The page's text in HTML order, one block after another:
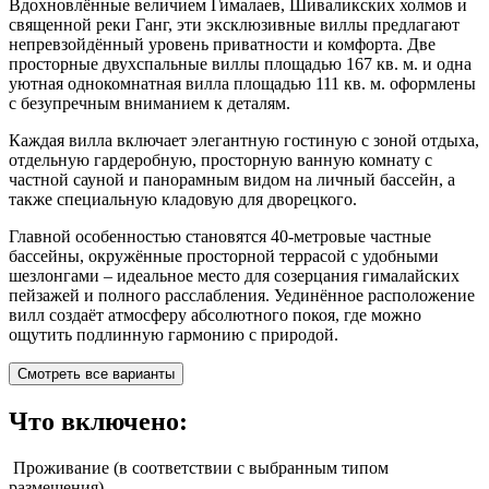
Вдохновлённые величием Гималаев, Шиваликских холмов и
священной реки Ганг, эти эксклюзивные виллы предлагают
непревзойдённый уровень приватности и комфорта. Две
просторные двухспальные виллы площадью 167 кв. м. и одна
уютная однокомнатная вилла площадью 111 кв. м. оформлены
с безупречным вниманием к деталям.
Каждая вилла включает элегантную гостиную с зоной отдыха,
отдельную гардеробную, просторную ванную комнату с
частной сауной и панорамным видом на личный бассейн, а
также специальную кладовую для дворецкого.
Главной особенностью становятся 40-метровые частные
бассейны, окружённые просторной террасой с удобными
шезлонгами – идеальное место для созерцания гималайских
пейзажей и полного расслабления. Уединённое расположение
вилл создаёт атмосферу абсолютного покоя, где можно
ощутить подлинную гармонию с природой.
Смотреть все варианты
Что включено:
Проживание (в соответствии с выбранным типом